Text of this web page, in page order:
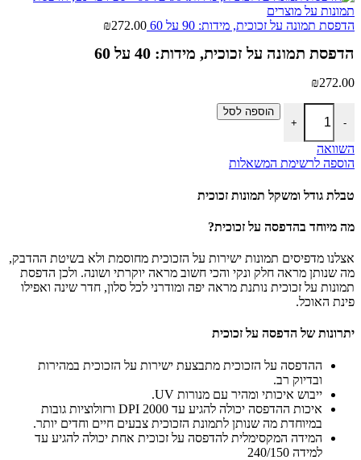
הדפסת תמונה על זכוכית, מידות: 90 על 60 ₪272.00
הדפסת תמונה על זכוכית, מידות: 40 על 60
₪272.00
-
כמות של הדפסת תמונה על זכוכית, מידות: 40 על 60
+
הוספה לסל
השוואה
הוספה לרשימת המשאלות
טבלת גודל ומשקל תמונות זכוכית
מה מיוחד בהדפסה על זכוכית?
אצלנו מדפיסים תמונות ישירות על הזכוכית מחוסמת ולא בשיטת ההדבק,
מה שנותן מראה חלק ונקי והכי חשוב מראה יוקרתי ושונה. ולכן הדפסת
תמונות על זכוכית נותנת מראה יפה ומודרני לכל סלון, חדר שינה ואפילו
פינת האוכל.
יתרונות של הדפסה על זכוכית
ההדפסה על הזכוכית מתבצעת ישירות על הזכוכית במהירות
ובדיוק רב.
ייבוש איכותי ומהיר עם מנורות UV.
איכות ההדפסה יכולה להגיע עד 2000 DPI ורזולוציות גובות
במיוחדת מה שנותן לתמונת הזכוכית צבעים חיים וחדים יותר.
המידה המקסימלית להדפסה על זכוכית אחת יכולה להגיע עד
למידה 240/150